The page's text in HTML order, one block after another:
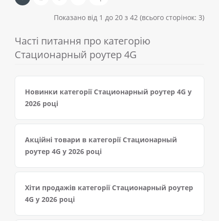
Показано від 1 до 20 з 42 (всього сторінок: 3)
Часті питання про категорію
Стационарный роутер 4G
Новинки категорії Стационарный роутер 4G у
2026 році
Акційні товари в категорії Стационарный
роутер 4G у 2026 році
Хіти продажів категорії Стационарный роутер
4G у 2026 році